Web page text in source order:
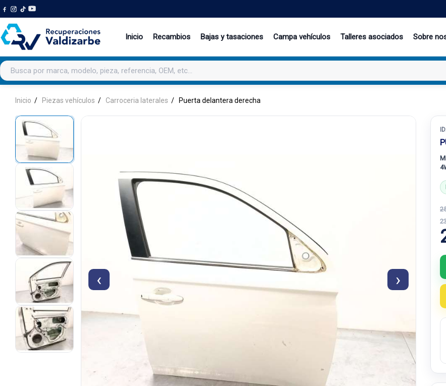
Inicio Recambios Bajas y tasaciones Campa vehículos Talleres asociados Sobre
Buscar productos
Inicio Piezas vehículos Carroceria laterales Puerta delantera derecha
‹ ›